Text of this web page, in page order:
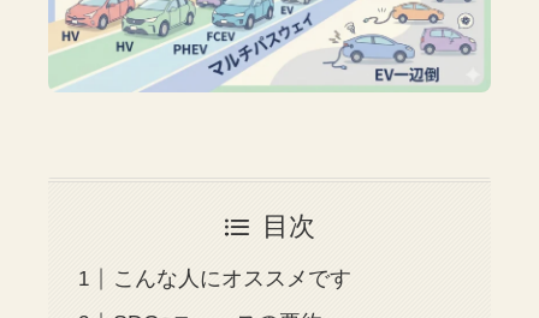
目次
こんな人にオススメです